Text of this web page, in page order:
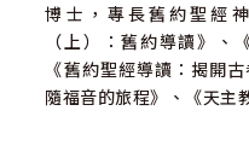
博士，專長舊約聖經
（上）：舊約導讀》、
《舊約聖經導讀：揭開
隨福音的旅程》、《天主